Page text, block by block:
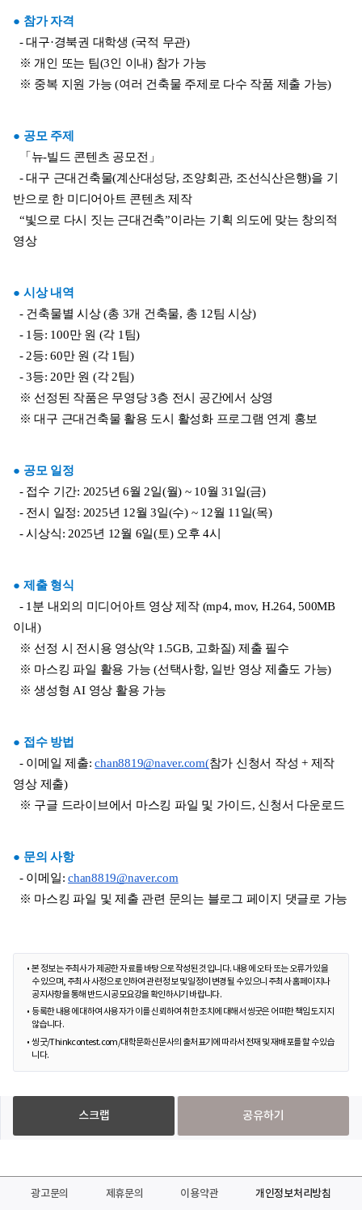
● 참가 자격
- 대구·경북권 대학생 (국적 무관)
※ 개인 또는 팀(3인 이내) 참가 가능
※ 중복 지원 가능 (여러 건축물 주제로 다수 작품 제출 가능)
● 공모 주제
「뉴-빌드 콘텐츠 공모전」
- 대구 근대건축물(계산대성당, 조양회관, 조선식산은행)을 기
반으로 한 미디어아트 콘텐츠 제작
“빛으로 다시 짓는 근대건축”이라는 기획 의도에 맞는 창의적
영상
● 시상 내역
- 건축물별 시상 (총 3개 건축물, 총 12팀 시상)
- 1등: 100만 원 (각 1팀)
- 2등: 60만 원 (각 1팀)
- 3등: 20만 원 (각 2팀)
※ 선정된 작품은 무영당 3층 전시 공간에서 상영
※ 대구 근대건축물 활용 도시 활성화 프로그램 연계 홍보
● 공모 일정
- 접수 기간: 2025년 6월 2일(월) ~ 10월 31일(금)
- 전시 일정: 2025년 12월 3일(수) ~ 12월 11일(목)
- 시상식: 2025년 12월 6일(토) 오후 4시
● 제출 형식
- 1분 내외의 미디어아트 영상 제작 (mp4, mov, H.264, 500MB
이내)
※ 선정 시 전시용 영상(약 1.5GB, 고화질) 제출 필수
※ 마스킹 파일 활용 가능 (선택사항, 일반 영상 제출도 가능)
※ 생성형 AI 영상 활용 가능
● 접수 방법
- 이메일 제출: chan8819@naver.com(참가 신청서 작성 + 제작
영상 제출)
※ 구글 드라이브에서 마스킹 파일 및 가이드, 신청서 다운로드
● 문의 사항
- 이메일: chan8819@naver.com
※ 마스킹 파일 및 제출 관련 문의는 블로그 페이지 댓글로 가능
본 정보는 주최사가 제공한 자료를 바탕으로 작성된 것입니다. 내용에 오타 또는 오류가 있을
수 있으며, 주최사 사정으로 인하여 관련 정보 및 일정이 변경될 수 있으니 주최사 홈페이지나
공지사항을 통해 반드시 공모요강을 확인하시기 바랍니다.
등록한 내용에 대하여 사용자가 이를 신뢰하여 취한 조치에 대해서 씽굿은 어떠한 책임도 지지
않습니다.
씽굿/Thinkcontest.com/대학문화신문사의 출처표기에 따라서 전재 및 재배포를 할 수 있습
니다.
스크랩 공유하기
광고문의 제휴문의 이용약관 개인정보처리방침